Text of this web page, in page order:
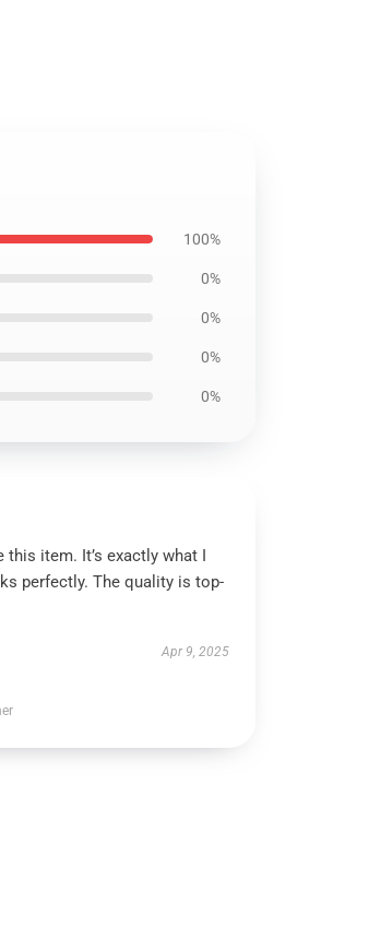
100%
0%
0%
0%
0%
this item. It’s exactly what I
perfectly. The quality is top-
Apr 9, 2025